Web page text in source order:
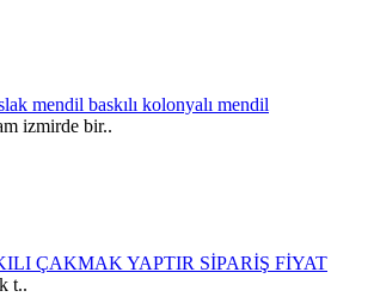
mendil baskılı kolonyalı mendil
izmirde bir..
ÇAKMAK YAPTIR SİPARİŞ FİYAT
t..